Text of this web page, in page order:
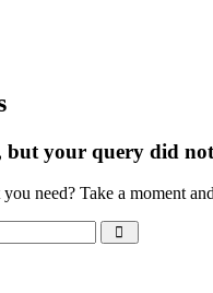
but your query did
need? Take a moment